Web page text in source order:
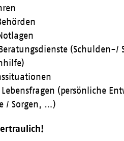
(Schulden-/
(persönliche
/ Sorgen, …)